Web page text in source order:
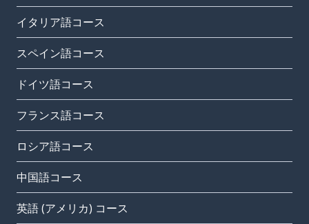
イタリア語コース
スペイン語コース
ドイツ語コース
フランス語コース
ロシア語コース
中国語コース
英語 (アメリカ) コース